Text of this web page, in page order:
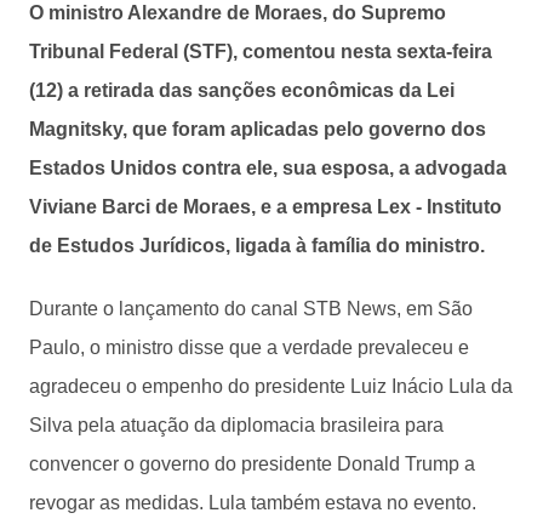
O ministro Alexandre de Moraes, do Supremo
Tribunal Federal (STF), comentou nesta sexta-feira
(12) a retirada das sanções econômicas da Lei
Magnitsky, que foram aplicadas pelo governo dos
Estados Unidos contra ele, sua esposa, a advogada
Viviane Barci de Moraes, e a empresa Lex - Instituto
de Estudos Jurídicos, ligada à família do ministro.
Durante o lançamento do canal STB News, em São
Paulo, o ministro disse que a verdade prevaleceu e
agradeceu o empenho do presidente Luiz Inácio Lula da
Silva pela atuação da diplomacia brasileira para
convencer o governo do presidente Donald Trump a
revogar as medidas. Lula também estava no evento.